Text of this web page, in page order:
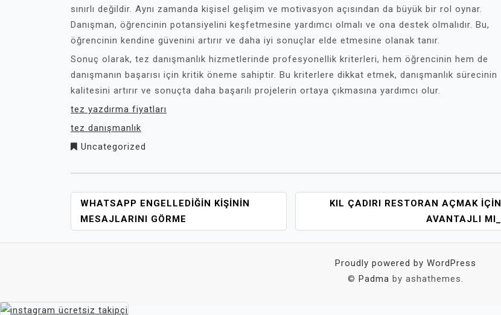
sınırlı değildir. Aynı zamanda kişisel gelişim ve motivasyon açısından da büyük bir rol oynar.
Danışman, öğrencinin potansiyelini keşfetmesine yardımcı olmalı ve ona destek olmalıdır. Bu,
öğrencinin kendine güvenini artırır ve daha iyi sonuçlar elde etmesine olanak tanır.
Sonuç olarak, tez danışmanlık hizmetlerinde profesyonellik kriterleri, hem öğrencinin hem de
danışmanın başarısı için kritik öneme sahiptir. Bu kriterlere dikkat etmek, danışmanlık sürecinin
kalitesini artırır ve sonuçta daha başarılı projelerin ortaya çıkmasına yardımcı olur.
tez yazdırma fiyatları
tez danışmanlık
Uncategorized
YAZI
GEZINMESI
WHATSAPP ENGELLEDIĞIN KIŞININ
MESAJLARINI GÖRME
KIL ÇADIRI RESTORAN AÇMAK İÇIN
AVANTAJLI MI_
Proudly powered by WordPress
© Padma by ashathemes.